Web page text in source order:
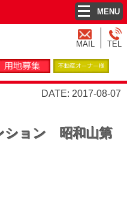
MENU
MAIL TEL
DATE: 2017-08-07
ション 昭和山第